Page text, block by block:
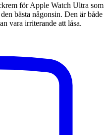
för Apple Watch Ultra som
bästa någonsin. Den är både
vara irriterande att låsa.